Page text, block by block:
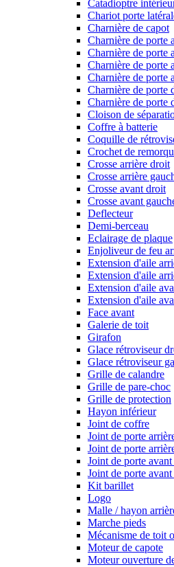
Catadioptre
Chariot porte
Charnière de capot
Charnière de porte
Charnière de porte
Charnière de porte
Charnière de porte
Charnière de porte
Charnière de porte
Cloison de
Coffre à batterie
Coquille de
Crochet de
Crosse arrière droit
Crosse arrière
Crosse avant droit
Crosse avant
Deflecteur
Demi-berceau
Eclairage de plaque
Enjoliveur de feu
Extension d'aile
Extension d'aile
Extension d'aile
Extension d'aile
Face avant
Galerie de toit
Girafon
Glace rétroviseur
Glace rétroviseur
Grille de calandre
Grille de pare-choc
Grille de protection
Hayon inférieur
Joint de coffre
Joint de porte
Joint de porte
Joint de porte
Joint de porte
Kit barillet
Logo
Malle / hayon
Marche pieds
Mécanisme de toit
Moteur de capote
Moteur ouverture